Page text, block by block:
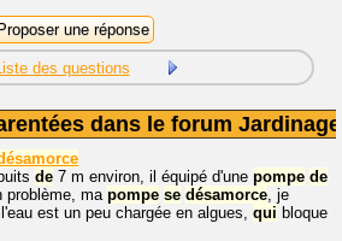
Liste des questions
dans le forum Jardinage
de 7 m environ, il équipé d'une pompe de
problème, ma pompe se désamorce , je
est un peu chargée en algues, qui bloque